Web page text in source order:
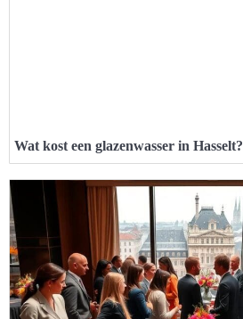
Wat kost een glazenwasser in Hasselt?